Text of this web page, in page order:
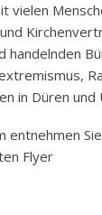
vielen
handelnden
in Düren und
entnehmen
Flyer